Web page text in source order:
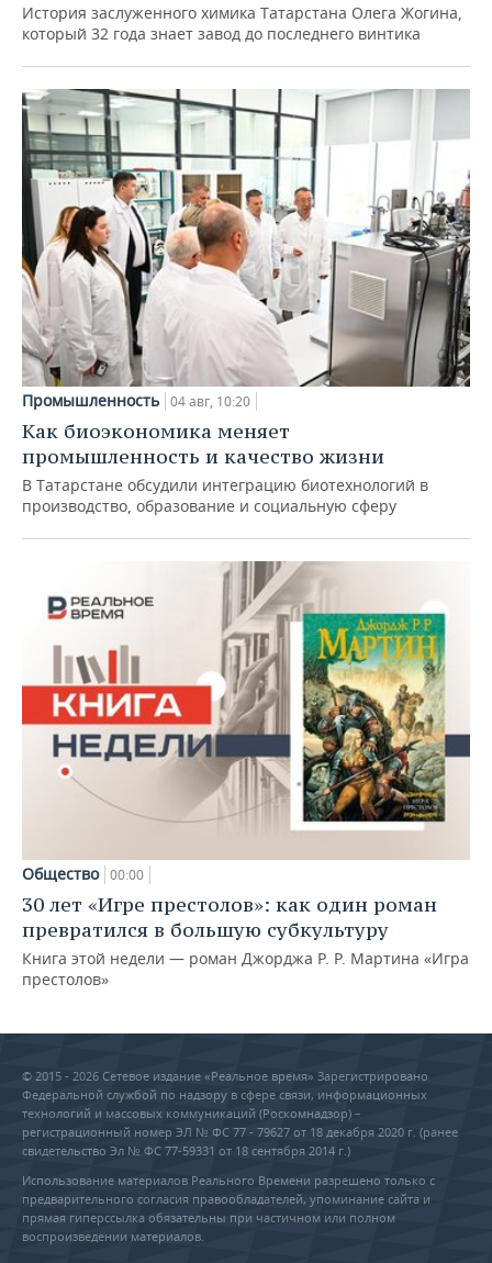
История заслуженного химика Татарстана Олега Жогина,
который 32 года знает завод до последнего винтика
Промышленность 04 авг, 10:20
Как биоэкономика меняет
промышленность и качество жизни
В Татарстане обсудили интеграцию биотехнологий в
производство, образование и социальную сферу
Общество 00:00
30 лет «Игре престолов»: как один роман
превратился в большую субкультуру
Книга этой недели — роман Джорджа Р. Р. Мартина «Игра
престолов»
© 2015 - 2026 Сетевое издание «Реальное время» Зарегистрировано
Федеральной службой по надзору в сфере связи, информационных
технологий и массовых коммуникаций (Роскомнадзор) –
регистрационный номер ЭЛ № ФС 77 - 79627 от 18 декабря 2020 г. (ранее
свидетельство Эл № ФС 77-59331 от 18 сентября 2014 г.)
Использование материалов Реального Времени разрешено только с
предварительного согласия правообладателей, упоминание сайта и
прямая гиперссылка обязательны при частичном или полном
воспроизведении материалов.